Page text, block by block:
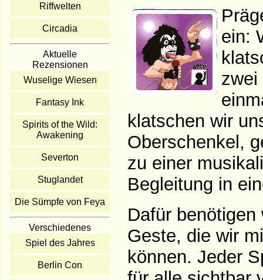
Riffwelten
Circadia
Aktuelle
Rezensionen
Wuselige Wiesen
Fantasy Ink
Spirits of the Wild:
Awakening
Severton
Stuglandet
Die Sümpfe von Feya
Verschiedenes
Spiel des Jahres
Berlin Con
ein:
zwei
klatschen wir
Oberschenkel,
zu einer
Begleitung in
Dafür
Geste, die wir
können. Jeder